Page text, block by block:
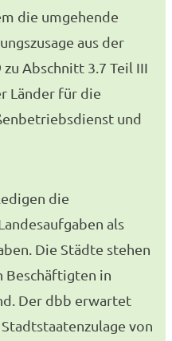
die umgehende
aus der
Abschnitt 3.7 Teil III
Länder für die
und
die
als
Die Städte stehen
Beschäftigten in
Der dbb erwartet
von